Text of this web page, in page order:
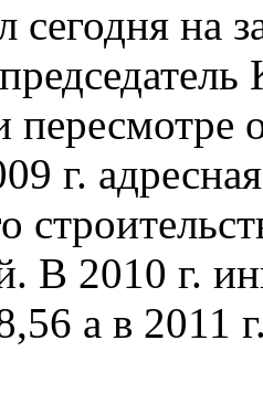
на
пересмотре
г.
В 2010 г.
а в 2011